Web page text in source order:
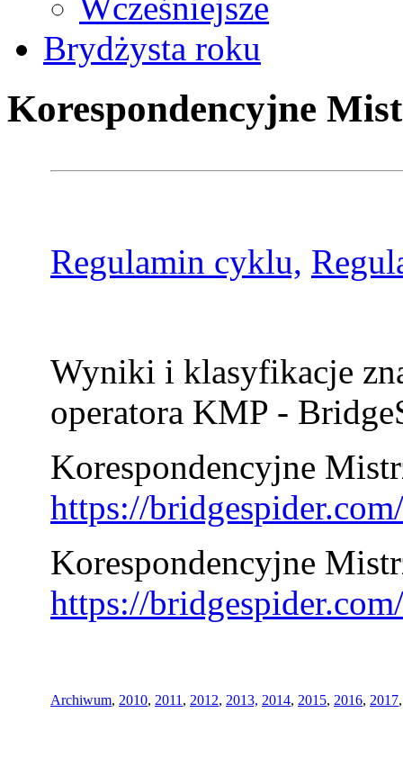
Wcześniejsze
Brydżysta roku
Korespondencyjne
Regulamin cyklu,
Wyniki i klasyfikacje
operatora KMP -
Korespondencyjne
https://
Korespondencyjne
https://
Archiwum, 2010, 2011 , 2012, 2013, 2014, 2015, 2016, 2017